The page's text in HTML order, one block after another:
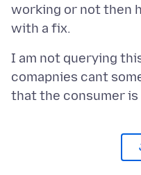
working or not then
I am not querying
comapnies cant